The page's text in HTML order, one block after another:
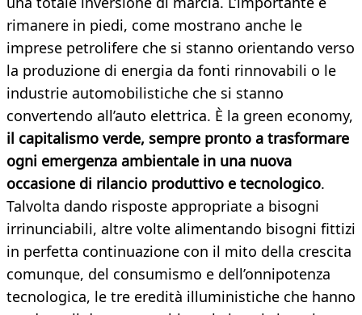
rimanere in piedi, come mostrano anche le
imprese petrolifere che si stanno orientando verso
la produzione di energia da fonti rinnovabili o le
industrie automobilistiche che si stanno
convertendo all’auto elettrica. È la green economy,
il capitalismo verde, sempre pronto a trasformare
ogni emergenza ambientale in una nuova
occasione di rilancio produttivo e tecnologico.
Talvolta dando risposte appropriate a bisogni
irrinunciabili, altre volte alimentando bisogni fittizi
in perfetta continuazione con il mito della crescita
comunque, del consumismo e dell’onnipotenza
tecnologica, le tre eredità illuministiche che hanno